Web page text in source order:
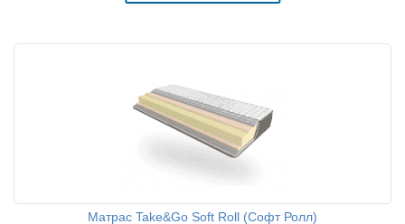
Матрас Take&Go Soft Roll (Софт Ролл)